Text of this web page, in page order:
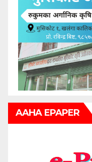
AAHA EPAPER